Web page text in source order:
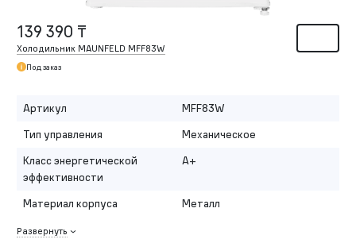
139 390 ₸
Холодильник MAUNFELD MFF83W
Под заказ
Артикул
MFF83W
Тип управления
Механическое
Класс энергетической
эффективности
A+
Материал корпуса Металл
Развернуть